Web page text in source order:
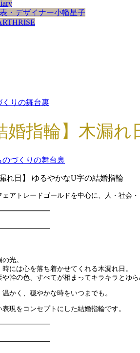
表・デザイナー小幡星子
りの舞台裏
婚指輪】木漏れ
づくりの舞台裏
アトレードゴールドを中心に、人・社会
光。
には心を落ち着かせてくれる木漏れ日。
幹の色、すべてが相まってキラキラとゆ
かく、穏やかな時をいつまでも。
現をコンセプトにした結婚指輪です。